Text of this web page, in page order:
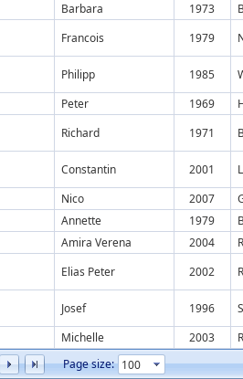
Page size:
Barbara 1973
Francois 1979
Philipp 1985
Peter 1969
Richard 1971
Constantin 2001
Nico 2007
Annette 1979
Amira Verena 2004
Elias Peter 2002
Josef 1996
Michelle 2003